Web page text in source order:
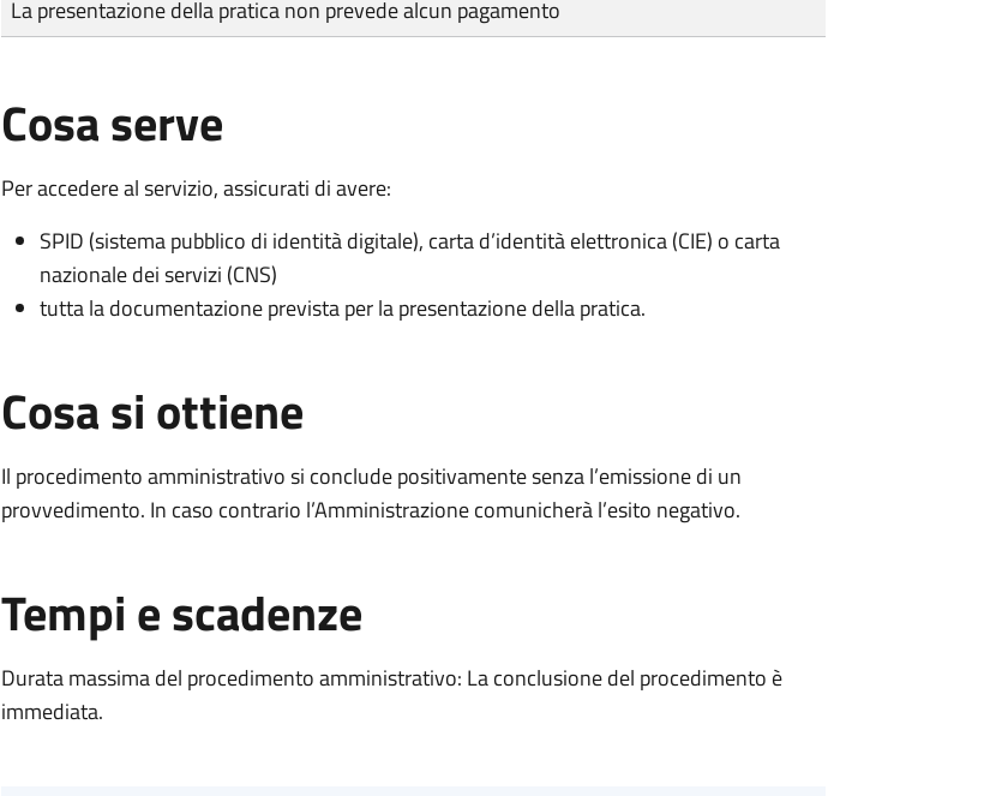
La presentazione della pratica non prevede alcun pagamento
Cosa serve
Per accedere al servizio, assicurati di avere:
SPID (sistema pubblico di identità digitale), carta d’identità elettronica (CIE) o carta
nazionale dei servizi (CNS)
tutta la documentazione prevista per la presentazione della pratica.
Cosa si ottiene
Il procedimento amministrativo si conclude positivamente senza l’emissione di un
provvedimento. In caso contrario l’Amministrazione comunicherà l’esito negativo.
Tempi e scadenze
Durata massima del procedimento amministrativo: La conclusione del procedimento è
immediata.